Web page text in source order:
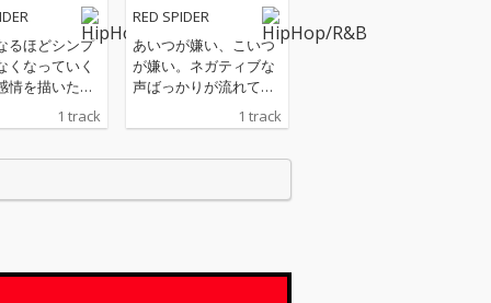
るほどシンプ
くなっていく
情を描いたミ
チューン。 生
が変わってい
ウンドの上で
1 track
RED SPIDER
あいつが嫌い、こいつ
が嫌い。ネガティブな
声ばっかりが流れてく
る、このSNS社会。 そ
んな界隈への苛立ちを
りも、あくまで激励の
1 track